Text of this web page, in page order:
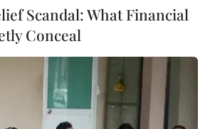
#Giá dầu #Bạo lực
Scandal: What Financial
Conceal